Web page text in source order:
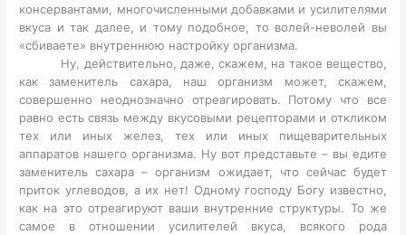
консервантами, многочисленными добавками и усилителями
вкуса и так далее, и тому подобное, то волей-неволей вы
«сбиваете» внутреннюю настройку организма.
Ну, действительно, даже, скажем, на такое вещество,
как заменитель сахара, наш организм может, скажем,
совершенно неоднозначно отреагировать. Потому что все
равно есть связь между вкусовыми рецепторами и откликом
тех или иных желез, тех или иных пищеварительных
аппаратов нашего организма. Ну вот представьте – вы едите
заменитель сахара – организм ожидает, что сейчас будет
приток углеводов, а их нет! Одному господу Богу известно,
как на это отреагируют ваши внутренние структуры. То же
самое в отношении усилителей вкуса, всякого рода